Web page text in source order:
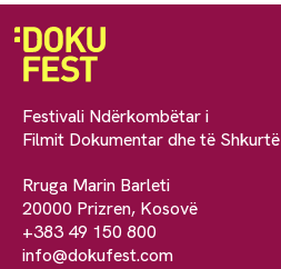
Festivali Ndërkombëtar i
Filmit Dokumentar dhe të Shkurtë
Rruga Marin Barleti
20000 Prizren, Kosovë
+383 49 150 800
info@dokufest.com